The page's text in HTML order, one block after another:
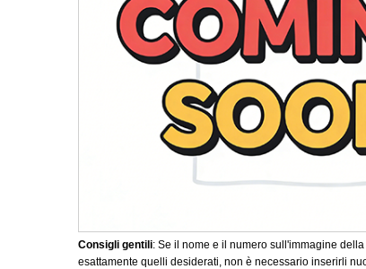
Consigli gentili: Se il nome e il numero sull'immagine
esattamente quelli desiderati, non è necessario inserirli